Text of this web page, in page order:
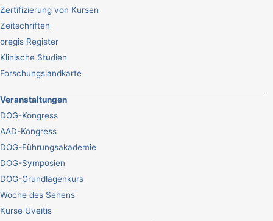
Zertifizierung von Kursen
Zeitschriften
oregis Register
Klinische Studien
Forschungslandkarte
Veranstaltungen
DOG-Kongress
AAD-Kongress
DOG-Führungsakademie
DOG-Symposien
DOG-Grundlagenkurs
Woche des Sehens
Kurse Uveitis